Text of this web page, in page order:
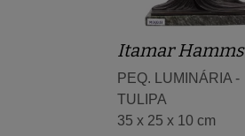
Itamar Hamms
PEQ. LUMINÁRIA -
TULIPA
35 x 25 x 10 cm